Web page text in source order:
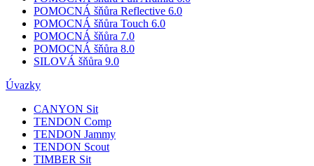
POMOCNÁ šňůra Reflective 6.0
POMOCNÁ šňůra Touch 6.0
POMOCNÁ šňůra 7.0
POMOCNÁ šňůra 8.0
SILOVÁ šňůra 9.0
Úvazky
CANYON Sit
TENDON Comp
TENDON Jammy
TENDON Scout
TIMBER Sit